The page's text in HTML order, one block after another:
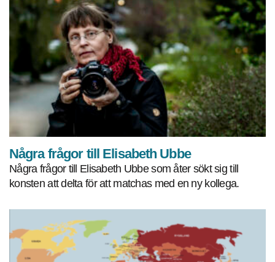
Några frågor till Elisabeth Ubbe
Några frågor till Elisabeth Ubbe som åter sökt sig till
konsten att delta för att matchas med en ny kollega.